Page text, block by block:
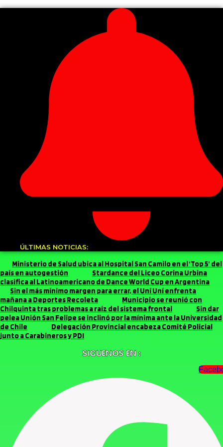
ÚLTIMAS NOTICIAS:
Ministerio de Salud ubica al Hospital San Camilo en el ‘Top 5’ del
país en autogestión
Stardance del Liceo Corina Urbina
clasifica al Latinoamericano de Dance World Cup en Argentina
Sin el más mínimo margen para errar, el Uní Uní enfrenta
mañana a Deportes Recoleta
Municipio se reunió con
Chilquinta tras problemas a raíz del sistema frontal
Sin dar
pelea Unión San Felipe se inclinó por la mínima ante la Universidad
de Chile
Delegación Provincial encabeza Comité Policial
junto a Carabineros y PDI
SIGUENOS EN :